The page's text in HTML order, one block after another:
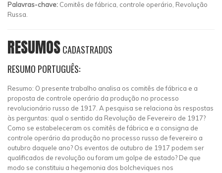
Palavras-chave: Comitês de fábrica, controle operário, Revolução
Russa.
RESUMOSCADASTRADOS
RESUMO PORTUGUÊS:
Resumo: O presente trabalho analisa os comitês de fábrica e a
proposta de controle operário da produção no processo
revolucionário russo de 1917. A pesquisa se relaciona às respostas
às perguntas: qual o sentido da Revolução de Fevereiro de 1917?
Como se estabeleceram os comitês de fábrica e a consigna de
controle operário da produção no processo russo de fevereiro a
outubro daquele ano? Os eventos de outubro de 1917 podem ser
qualificados de revolução ou foram um golpe de estado? De que
modo se constituiu a hegemonia dos bolcheviques nos